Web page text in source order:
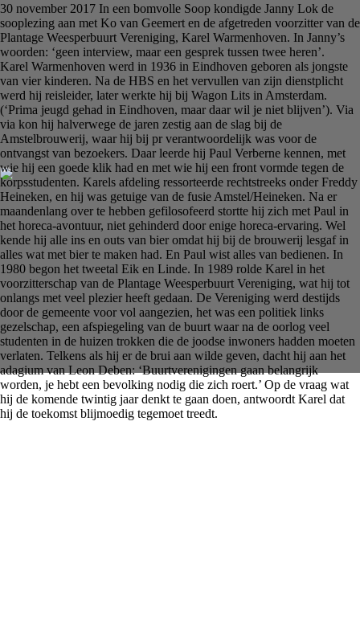
30 november 2017 In een bomvolle Soop kondigde Janny Lok de
sooplezing aan met Ko van Geemert en de afgetreden voorzitter van de
Plantage Weesperbuurt Vereniging, Karel Warmenhoven. In Janny’s
woorden: ‘geen interview, maar een gesprek tussen twee heren’.
Karel Warmenhoven werd in 1936 in Eindhoven geboren als jongste
van vier kinderen. Na de HBS en het vervullen van zijn dienstplicht
werd hij reisleider, later werkte hij bij Wagon Lits in Amsterdam.
(‘Prima jeugd gehad in Eindhoven, maar daar wil je niet blijven’). Via
via kon hij halverwege de jaren zestig aan de slag bij de
Amstelbrouwerij, waar hij bij pr verantwoordelijk was voor de
ontvangst van bezoekers. Daar leerde hij Paul Verberne kennen, met
wie hij een goede klik had en met wie hij een front vormde tegen de
korpsstudenten. Karels afdeling ressorteerde rechtstreeks onder Freddy
Heineken, en hij was getuige van de fusie Amstel/Heineken. Na er
maandenlang over te hebben gefilosofeerd stortte hij zich met Paul in
het horeca-avontuur, niet gehinderd door enige horeca-ervaring. Wel
kende hij alle ins en outs van bier omdat hij bij de brouwerij lesgaf in
alles wat met bier te maken had. En Paul wist alles van bedienen. In
1980 begon het tweetal Eik en Linde. In 1989 rolde Karel in het
voorzitterschap van de Plantage Weesperbuurt Vereniging, wat hij tot
onlangs met veel plezier heeft gedaan. De Vereniging werd destijds
door de gemeente voor vol aangezien, het was een politiek links
gezelschap, een afspiegeling van de buurt waar na de oorlog veel
studenten in de huizen trokken die de joodse inwoners hadden moeten
verlaten. Telkens als hij er de brui aan wilde geven, dacht hij aan het
adagium van Leon Deben: ‘Buurtverenigingen gaan belangrijk
worden, je hebt een bevolking nodig die zich roert.’ Op de vraag wat
hij de komende twintig jaar denkt te gaan doen, antwoordt Karel dat
hij de toekomst blijmoedig tegemoet treedt.